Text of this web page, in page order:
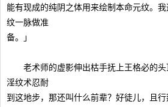
能有现成的纯阴之体用来绘制本命元纹。
纹一脉做准
备。」
老术师的虚影伸出枯手抚上王格必的头
淫纹术忍耐
到这地步，那还叫什么前辈？好徒儿，且行